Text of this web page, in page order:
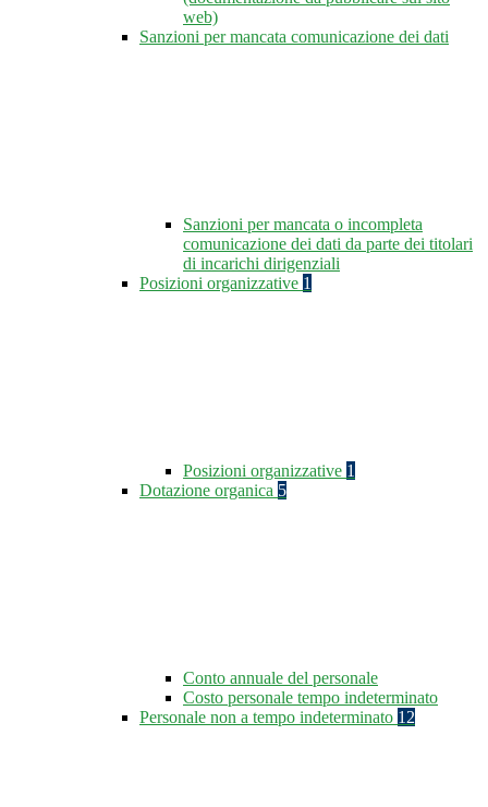
web)
Sanzioni per mancata comunicazione dei dati
Sanzioni per mancata o incompleta
comunicazione dei dati da parte dei titolari
di incarichi dirigenziali
Posizioni organizzative 1
Posizioni organizzative 1
Dotazione organica 5
Conto annuale del personale
Costo personale tempo indeterminato
Personale non a tempo indeterminato 12